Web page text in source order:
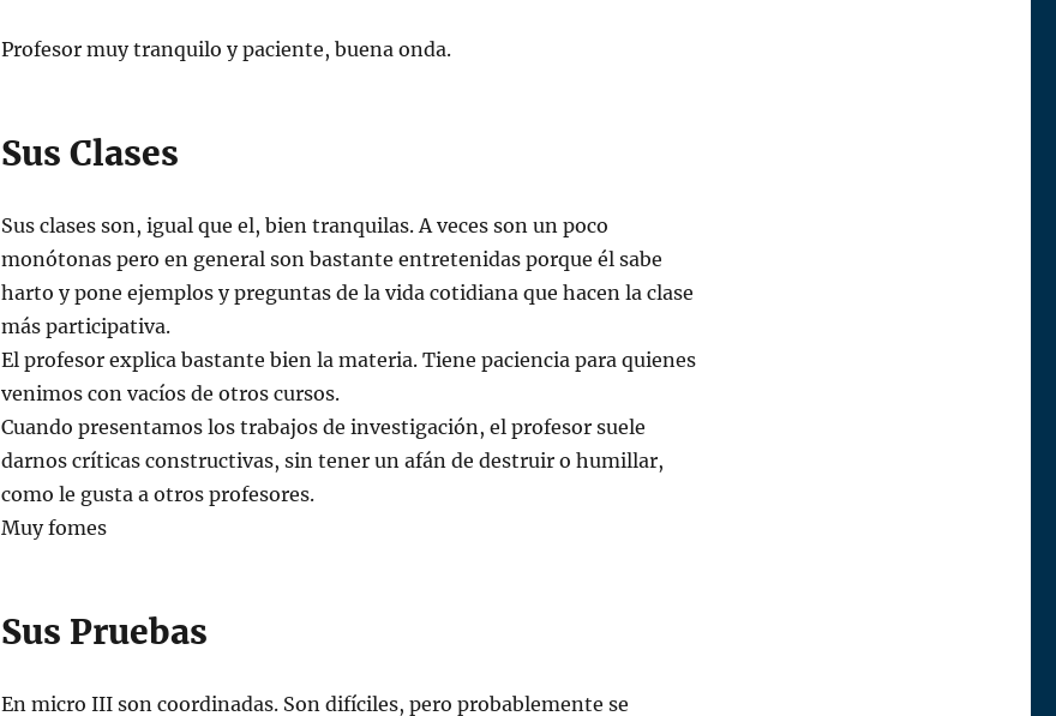
Profesor muy tranquilo y paciente, buena onda.
Sus Clases
Sus clases son, igual que el, bien tranquilas. A veces son un poco
monótonas pero en general son bastante entretenidas porque él sabe
harto y pone ejemplos y preguntas de la vida cotidiana que hacen la clase
más participativa.
El profesor explica bastante bien la materia. Tiene paciencia para quienes
venimos con vacíos de otros cursos.
Cuando presentamos los trabajos de investigación, el profesor suele
darnos críticas constructivas, sin tener un afán de destruir o humillar,
como le gusta a otros profesores.
Muy fomes
Sus Pruebas
En micro III son coordinadas. Son difíciles, pero probablemente se